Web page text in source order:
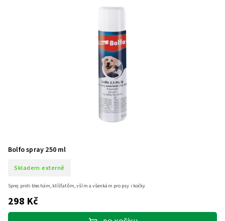
Bolfo spray 250 ml
Skladem externě
298 Kč
Sprej proti blechám, klíšťatům, vším a všenkám pro psy i kočky